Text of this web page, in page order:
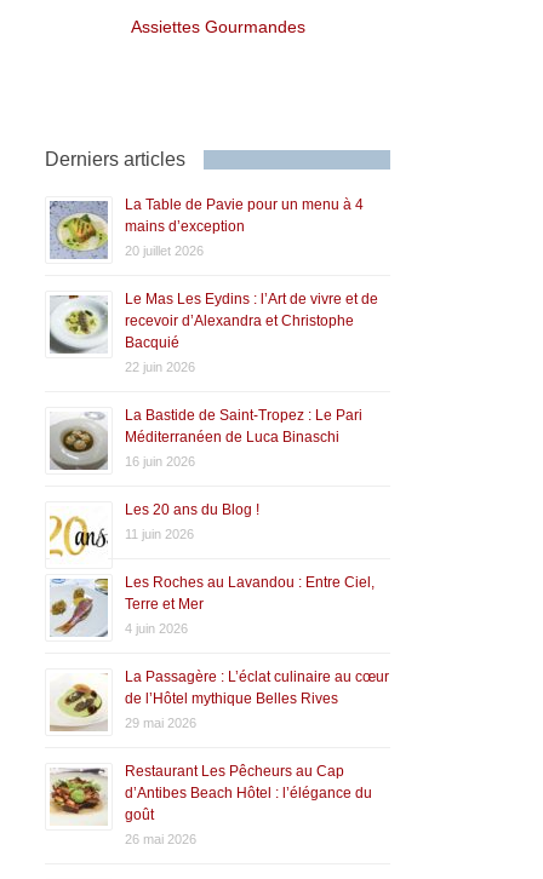
Assiettes Gourmandes
Derniers articles
La Table de Pavie pour un menu à 4
mains d’exception
20 juillet 2026
Le Mas Les Eydins : l’Art de vivre et de
recevoir d’Alexandra et Christophe
Bacquié
22 juin 2026
La Bastide de Saint-Tropez : Le Pari
Méditerranéen de Luca Binaschi
16 juin 2026
Les 20 ans du Blog !
11 juin 2026
Les Roches au Lavandou : Entre Ciel,
Terre et Mer
4 juin 2026
La Passagère : L’éclat culinaire au cœur
de l’Hôtel mythique Belles Rives
29 mai 2026
Restaurant Les Pêcheurs au Cap
d’Antibes Beach Hôtel : l’élégance du
goût
26 mai 2026